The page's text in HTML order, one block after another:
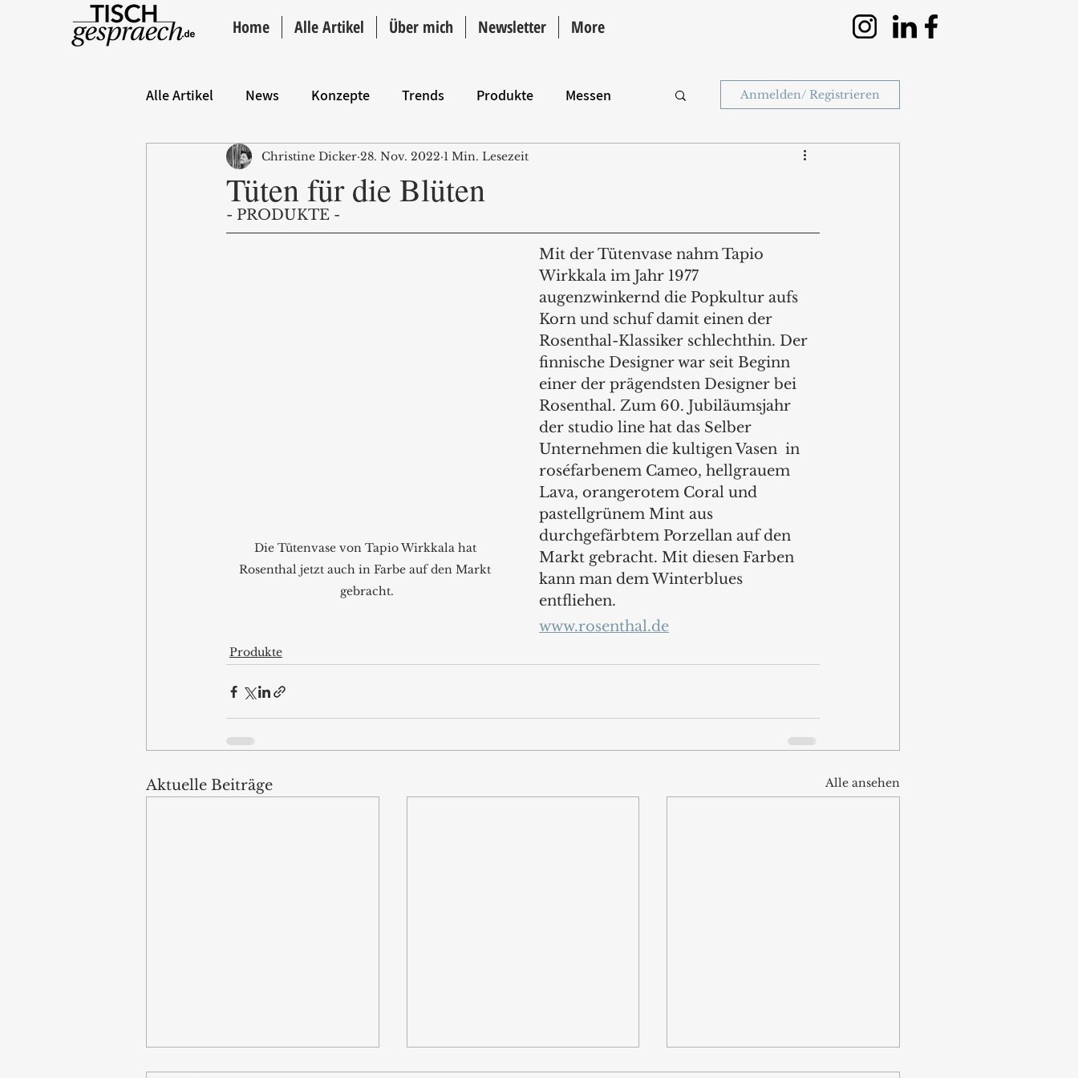
Home Alle Artikel Über mich Newsletter More
Alle Artikel News Konzepte Trends Produkte Messen
Hintergrund ANZEIGE Intro
Anmelden/ Registrieren
Tüten für die Blüten
Christine Dicker 28. Nov. 2022 1 Min. Lesezeit
- PRODUKTE -
Die Tütenvase von Tapio Wirkkala hat
Rosenthal jetzt auch in Farbe auf den Markt
gebracht.
Mit der Tütenvase nahm Tapio
Wirkkala im Jahr 1977
augenzwinkernd die Popkultur aufs
Korn und schuf damit einen der
Rosenthal-Klassiker schlechthin. Der
finnische Designer war seit Beginn
einer der prägendsten Designer bei
Rosenthal. Zum 60. Jubiläumsjahr
der studio line hat das Selber
Unternehmen die kultigen Vasen  in
roséfarbenem Cameo, hellgrauem
Lava, orangerotem Coral und
pastellgrünem Mint aus
durchgefärbtem Porzellan auf den
Markt gebracht. Mit diesen Farben
kann man dem Winterblues
entfliehen.
www.rosenthal.de
Produkte
Aktuelle Beiträge Alle ansehen